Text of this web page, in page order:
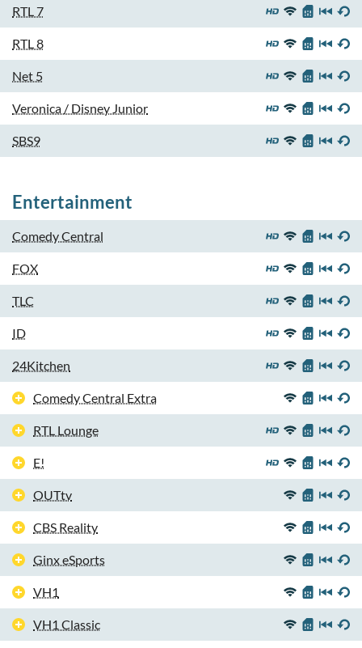
RTL 7
RTL 8
Net 5
Veronica / Disney Junior
SBS9
Entertainment
Comedy Central
FOX
TLC
ID
24Kitchen
Comedy Central Extra
RTL Lounge
E!
OUTtv
CBS Reality
Ginx eSports
VH1
VH1 Classic